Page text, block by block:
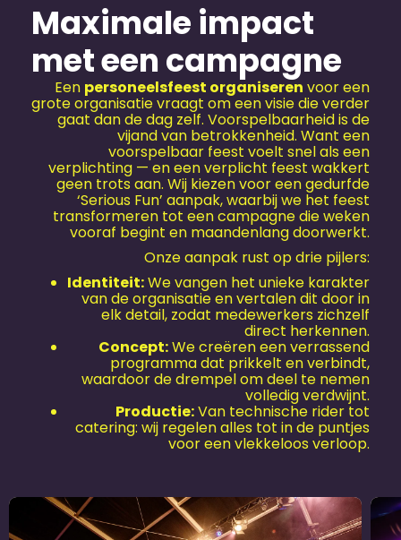
Maximale impact
met een campagne
Een personeels­feest organiseren voor een
grote organisatie vraagt om een visie die verder
gaat dan de dag zelf. Voorspelbaarheid is de
vijand van betrokkenheid. Want een
voorspelbaar feest voelt snel als een
verplichting — en een verplicht feest wakkert
geen trots aan. Wij kiezen voor een gedurfde
‘Serious Fun’ aanpak, waarbij we het feest
transformeren tot een campagne die weken
vooraf begint en maandenlang doorwerkt.
Onze aanpak rust op drie pijlers:
Identiteit:We vangen het unieke karakter
van de organisatie en vertalen dit door in
elk detail, zodat medewerkers zichzelf
direct herkennen.
Concept:We creëren een verrassend
programma dat prikkelt en verbindt,
waardoor de drempel om deel te nemen
volledig verdwijnt.
Productie:Van technische rider tot
catering: wij regelen alles tot in de puntjes
voor een vlekkeloos verloop.